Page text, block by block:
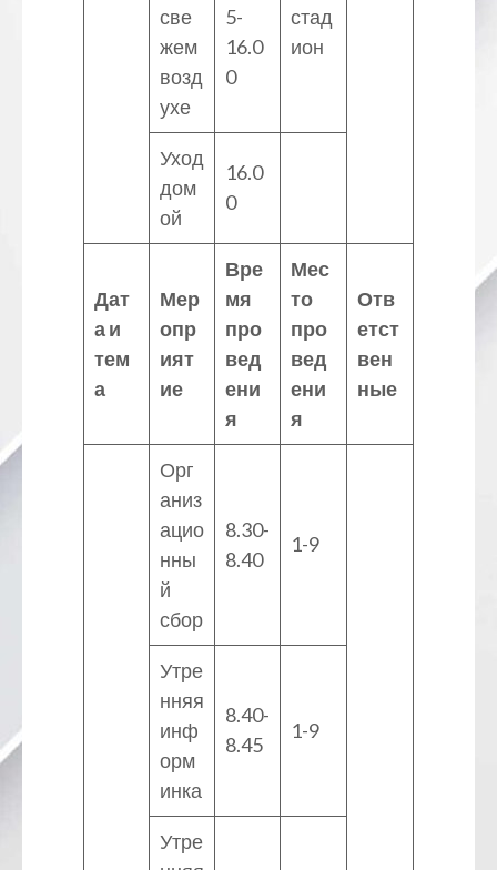
све
жем
возд
ухе
5-
16.0
0
стад
ион
Уход
дом
ой
16.0
0
Дат
а и
тем
а
Мер
опр
ият
ие
Вре
мя
про
вед
ени
я
Мес
то
про
вед
ени
я
Отв
етст
вен
ные
Орг
аниз
ацио
нны
й
сбор
8.30-
8.40
1-9
Утре
нняя
инф
орм
инка
8.40-
8.45
1-9
Утре